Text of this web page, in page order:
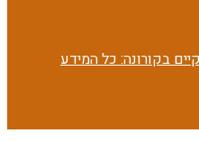
בקורונה: כל המידע